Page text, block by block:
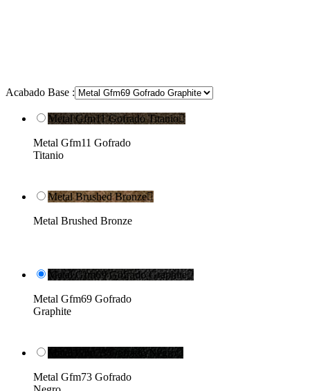
Acabado Base :
Metal Gfm11 Gofrado Titanio
Metal Gfm11 Gofrado
Titanio
Metal Brushed Bronze
Metal Brushed Bronze
Metal Gfm69 Gofrado Graphite
Metal Gfm69 Gofrado
Graphite
Metal Gfm73 Gofrado Negro
Metal Gfm73 Gofrado